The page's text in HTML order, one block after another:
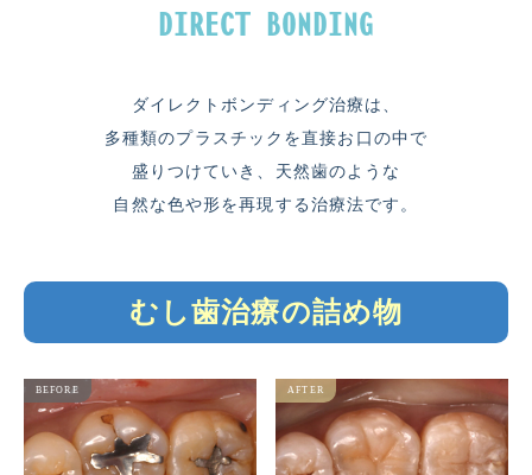
ダイレクトボンディング治療は、
多種類のプラスチックを直接お口の中で
盛りつけていき、 天然歯のような
自然な色や形を再現する治療法です。
むし歯治療の詰め物